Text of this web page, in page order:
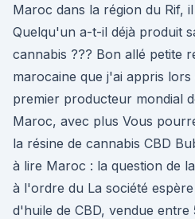
Maroc dans la région du Rif,
Quelqu'un a-t-il déjà produit
cannabis ??? Bon allé petite
marocaine que j'ai appris
premier producteur mondial
Maroc, avec plus Vous
la résine de cannabis CBD
à lire Maroc : la question de
à l'ordre du La société
d'huile de CBD, vendue